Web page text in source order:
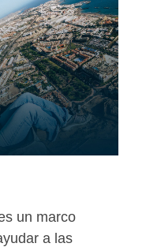
un marco
a las